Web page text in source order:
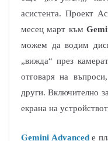
асистента. Проект
месец март към
можем да водим
„вижда“ през
отговаря на
други. Включително
екрана на
Gemini Advanced е